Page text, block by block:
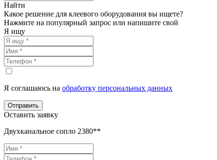
Найти
Какое решение для клеевого оборудования вы ищете?
Нажмите на популярный запрос или напишите свой
Я ищу
Я соглашаюсь на обработку персональных данных
Отправить
Оставить заявку
Двухканальное сопло 2380**